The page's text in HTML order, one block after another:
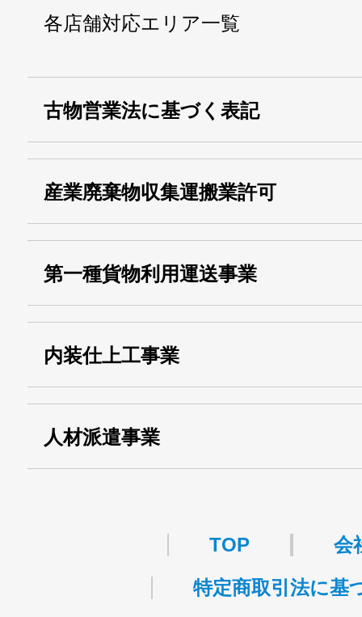
各店舗対応エリア一覧
古物営業法に基づく表記
産業廃棄物収集運搬業許可
運搬業許可証番号：
13000155805
第一種貨物利用運送事業
事業
関自貨：
内装仕上工事業
人材派遣事業
TOP
会
特定商取引法に基